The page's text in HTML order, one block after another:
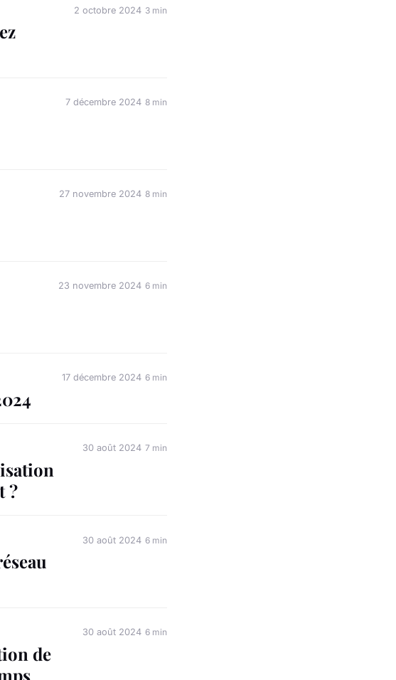
2 octobre 2024 3 min
7 décembre 2024 8 min
27 novembre 2024 8 min
23 novembre 2024 6 min
17 décembre 2024 6 min
?
30 août 2024 7 min
30 août 2024 6 min
de
30 août 2024 6 min